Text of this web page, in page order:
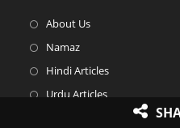
About UsOpens
a
NamazOpens
in
Hindi ArticlesOpens
Urdu ArticlesOpens